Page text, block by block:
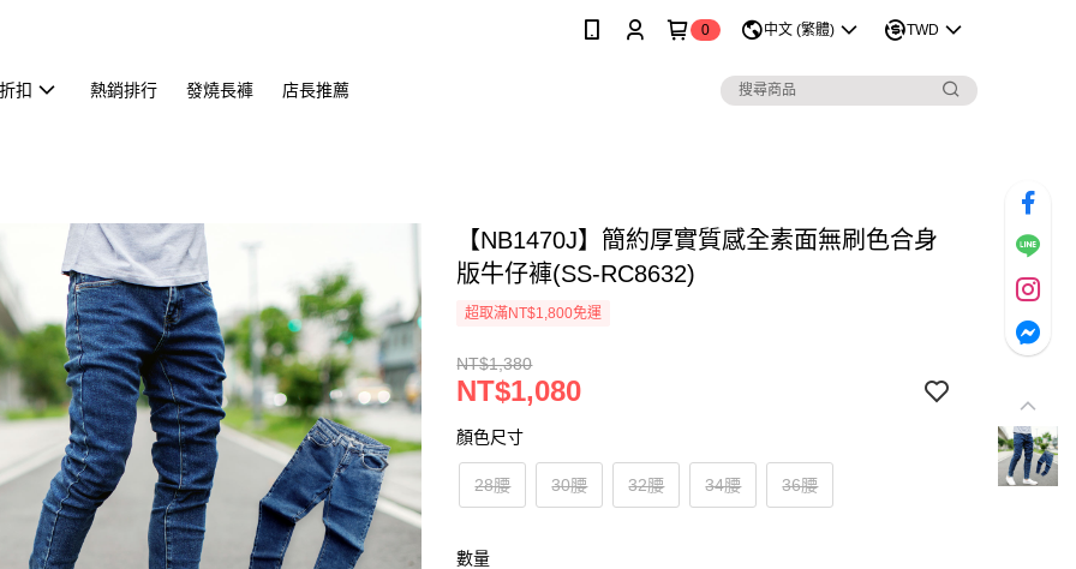
0 中文 (繁體) TWD
扣 熱銷排行 發燒長褲 店長推薦
【NB1470J】簡約厚實質感全素面無刷色合身
版牛仔褲(SS-RC8632)
超取滿NT$1,800免運
NT$1,380
NT$1,080
顏色尺寸
28腰 30腰 32腰 34腰 36腰
數量